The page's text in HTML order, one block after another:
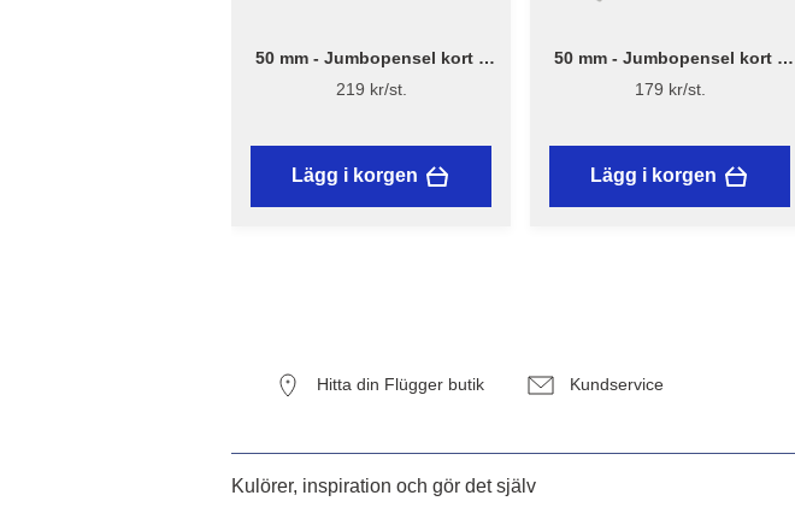
50 mm - Jumbopensel kort –
Flügger Excellence
219 kr/st.
Lägg i korgen
50 mm - Jumbopensel kort –
Flügger Pro Series
179 kr/st.
Lägg i korgen
Hitta din Flügger butik Kundservice
Kulörer, inspiration och gör det själv